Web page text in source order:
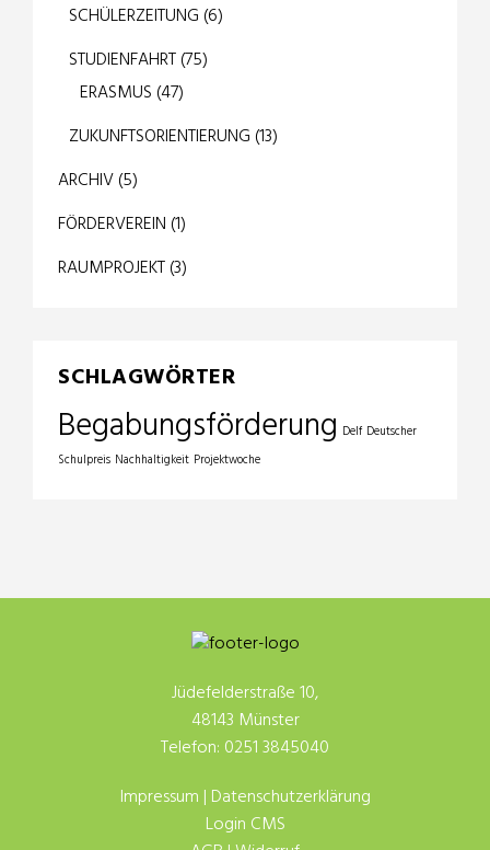
SCHÜLERZEITUNG (6)
STUDIENFAHRT(75)
ERASMUS (47)
ZUKUNFTSORIENTIERUNG (13)
ARCHIV(5)
FÖRDERVEREIN (1)
RAUMPROJEKT(3)
SCHLAGWÖRTER
Begabungsförderung Delf Deutscher
Schulpreis Nachhaltigkeit Projektwoche
Jüdefelderstraße 10,
48143 Münster
Telefon: 0251 3845040
Impressum | Datenschutzerklärung
Login CMS